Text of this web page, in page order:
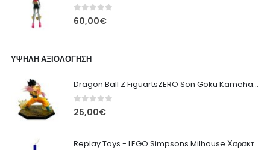
0 out of 5
60,00€
ΥΨΗΛΉ ΑΞΙΟΛΌΓΗΣΗ
Dragon Ball Z FiguartsZERO Son Goku Kamehameha PVC Φιγούρα
0out of 5
25,00€
Replay Toys - LEGO Simpsons Milhouse Χαρακτηριστική Πασχαλινή Λαμπάδα